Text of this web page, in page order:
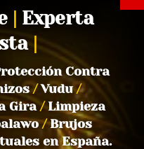
Experta
Contra
/Vudu/
Gira/Limpieza
/Brujos
en España.